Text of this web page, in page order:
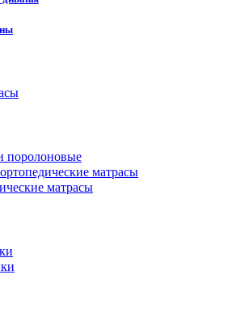
поролоновые
матрасы
матрасы